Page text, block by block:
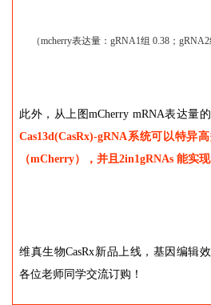
（mcherry表达量：gRNA1组 0.38；
此外，从上图mCherry mRNA表达量
Cas13d(CasRx)-gRNA系统可以特异
（mCherry），并且2in1gRNAs 能实
维真生物CasRx新品上线，基因编辑
各位老师同学交流订购！